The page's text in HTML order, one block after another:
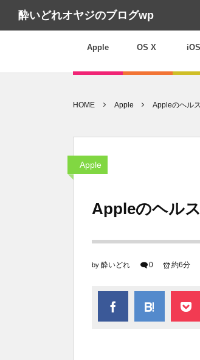
酔いどれオヤジのブログwp
Apple OS X
HOME Apple Appleのヘル
Apple
Appleのヘル
by 酔いどれ 0 約6分